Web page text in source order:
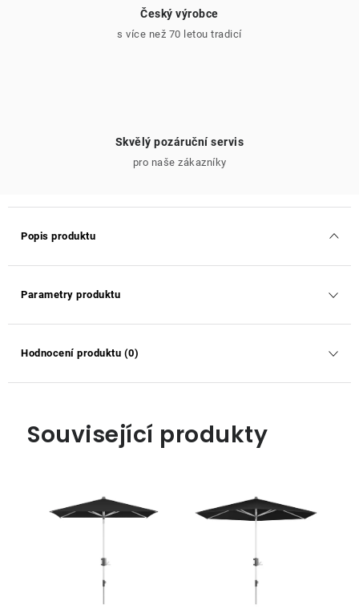
Český výrobce
s více než 70 letou tradicí
Skvělý pozáruční servis
pro naše zákazníky
Popis produktu
Parametry produktu
Hodnocení produktu (0)
Související produkty